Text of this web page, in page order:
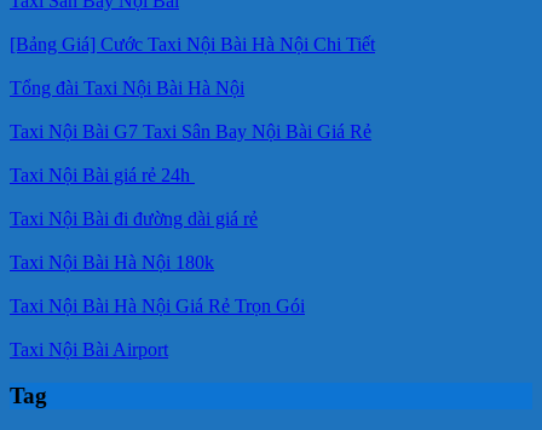
[Bảng Giá] Cước Taxi Nội Bài Hà Nội Chi Tiết
Tổng đài Taxi Nội Bài Hà Nội
Taxi Nội Bài G7 Taxi Sân Bay Nội Bài Giá Rẻ
Taxi Nội Bài giá rẻ 24h
Taxi Nội Bài đi đường dài giá rẻ
Taxi Nội Bài Hà Nội 180k
Taxi Nội Bài Hà Nội Giá Rẻ Trọn Gói
Taxi Nội Bài Airport
Tag